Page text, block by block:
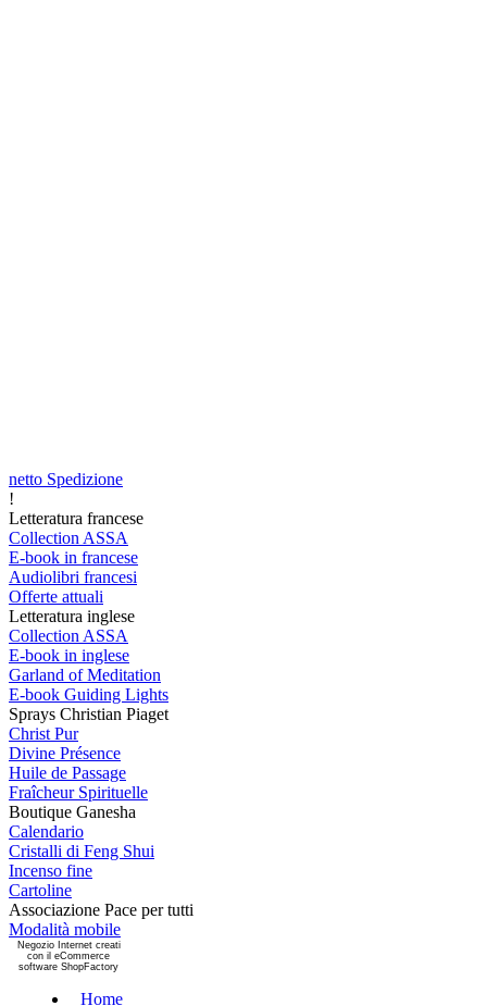
netto Spedizione
!
Letteratura francese
Collection ASSA
E-book in francese
Audiolibri francesi
Offerte attuali
Letteratura inglese
Collection ASSA
E-book in inglese
Garland of Meditation
E-book Guiding Lights
Sprays Christian Piaget
Christ Pur
Divine Présence
Huile de Passage
Fraîcheur Spirituelle
Boutique Ganesha
Calendario
Cristalli di Feng Shui
Incenso fine
Cartoline
Associazione Pace per tutti
Modalità mobile
Negozio Internet creati
con il eCommerce
software ShopFactory
Home